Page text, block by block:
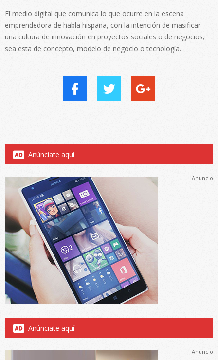
El medio digital que comunica lo que ocurre en la escena
emprendedora de habla hispana, con la intención de masificar
una cultura de innovación en proyectos sociales o de negocios;
sea esta de concepto, modelo de negocio o tecnología.
Anúnciate aquí
Anuncio
Anúnciate aquí
Anuncio